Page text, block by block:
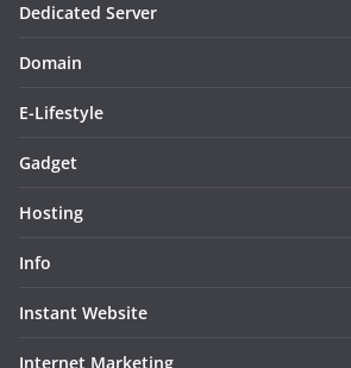
Dedicated Server
Domain
E-Lifestyle
Gadget
Hosting
Info
Instant Website
Internet Marketing